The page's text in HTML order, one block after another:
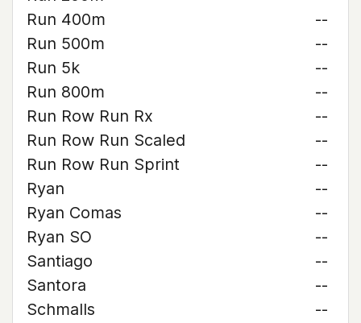
Run 400m
--
Run 500m
--
Run 5k
--
Run 800m
--
Run Row Run Rx
--
Run Row Run Scaled
--
Run Row Run Sprint
--
Ryan
--
Ryan Comas
--
Ryan SO
--
Santiago
--
Santora
--
Schmalls
--